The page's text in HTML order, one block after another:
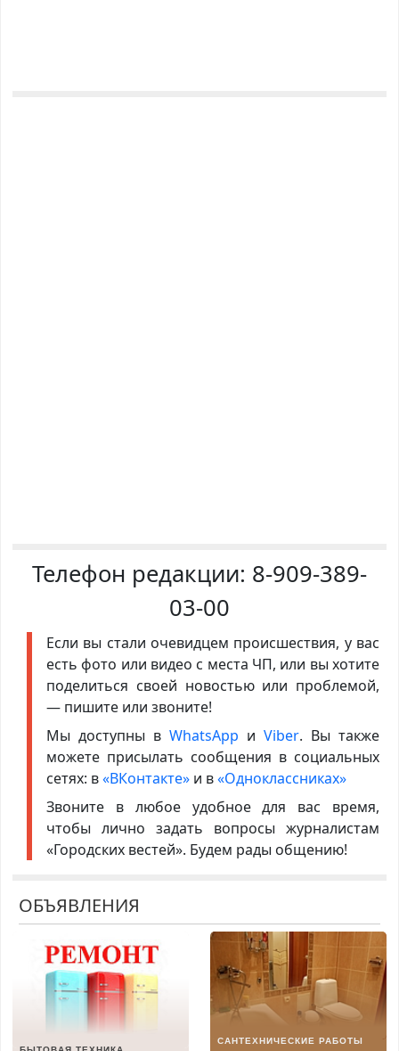
Телефон редакции: 8-909-389-
03-00
Если вы стали очевидцем происшествия, у вас
есть фото или видео с места ЧП, или вы хотите
поделиться своей новостью или проблемой,
— пишите или звоните!
Мы доступны в WhatsApp иViber. Вы также
можете присылать сообщения в социальных
сетях: в«ВКонтакте»и в«Одноклассниках»
Звоните в любое удобное для вас время,
чтобы лично задать вопросы журналистам
«Городских вестей». Будем рады общению!
ОБЪЯВЛЕНИЯ
САНТЕХНИЧЕСКИЕ РАБОТЫ